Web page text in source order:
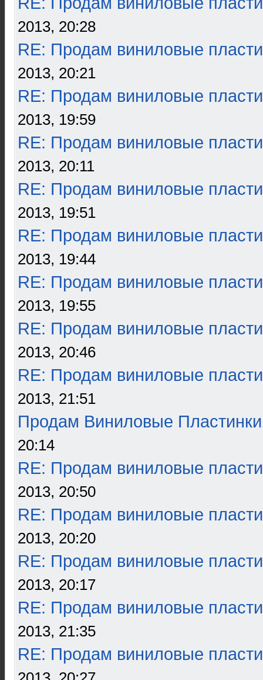
2013, 20:28
RE: Продам виниловые
2013, 20:21
RE: Продам виниловые
2013, 19:59
RE: Продам виниловые
2013, 20:11
RE: Продам виниловые
2013, 19:51
RE: Продам виниловые
2013, 19:44
RE: Продам виниловые
2013, 19:55
RE: Продам виниловые
2013, 20:46
RE: Продам виниловые
2013, 21:51
Продам Виниловые Пластинки
20:14
RE: Продам виниловые
2013, 20:50
RE: Продам виниловые
2013, 20:20
RE: Продам виниловые
2013, 20:17
RE: Продам виниловые
2013, 21:35
RE: Продам виниловые